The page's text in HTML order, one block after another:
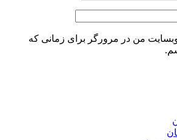
وبسایت من در مرورگر برای زمانی که